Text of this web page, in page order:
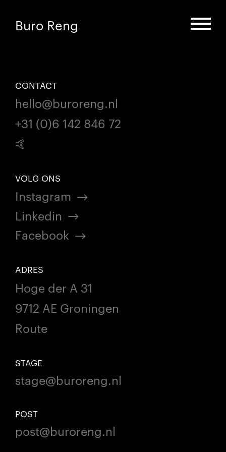
Buro Reng
CONTACT
hello@buroreng.nl
+31 (0)6 142 846 72
🤙
VOLG ONS
Instagram
Linkedin
Facebook
ADRES
Hoge der A 31
9712 AE Groningen
Route
STAGE
stage@buroreng.nl
POST
post@buroreng.nl